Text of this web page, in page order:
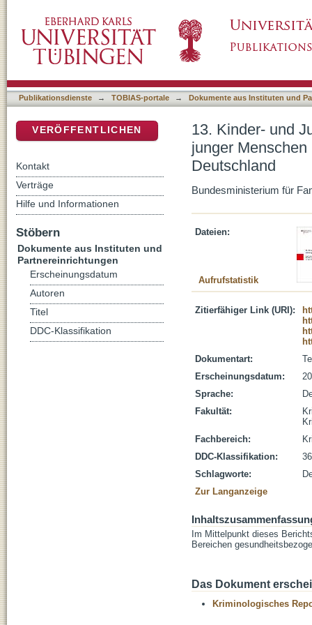
Leistungen der Kinder- und Jugendhilfe in
Publikationsdienste → TOBIAS-portale → Dokumente aus Instituten und
13. Kinder- und
junger
Deutschland
Bundesministerium für
Dateien:
Aufrufstatistik
Zitierfähiger Link (URI):
Dokumentart:
Erscheinungsdatum:
Sprache:
Fakultät:
Fachbereich:
DDC-Klassifikation:
Schlagworte:
Zur Langanzeige
Im Mittelpunkt dieses
Bereichen
Das Dokument
Kriminologisches
VERÖFFENTLICHEN
Kontakt
Verträge
Hilfe und Informationen
Stöbern
Dokumente aus Instituten und
Partnereinrichtungen
Erscheinungsdatum
Autoren
Titel
DDC-Klassifikation